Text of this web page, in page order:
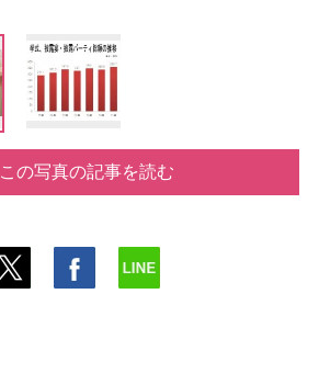
この写真の記事を読む